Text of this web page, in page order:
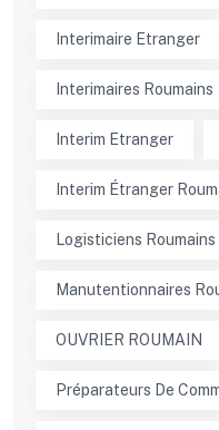
Interimaire Etranger
Interimaires Roumains
Interim Etranger
Interim Étranger
Logisticiens Roumains
Manutentionnaires
OUVRIER ROUMAIN
Préparateurs De